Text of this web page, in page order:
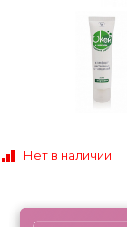
Нет в наличии